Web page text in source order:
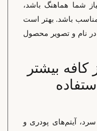
شما هماهنگ باشد،
باشد. بهتر است
و تصویر محصول
بیشتر
آیتم‌های پودری و